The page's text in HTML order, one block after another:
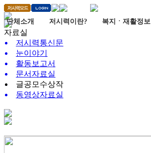
단체소개 저시력이란? 복지ㆍ재활정보
자료실
저시력통신문
눈이야기
활동보고서
문서자료실
글공모수상작
동영상자료실